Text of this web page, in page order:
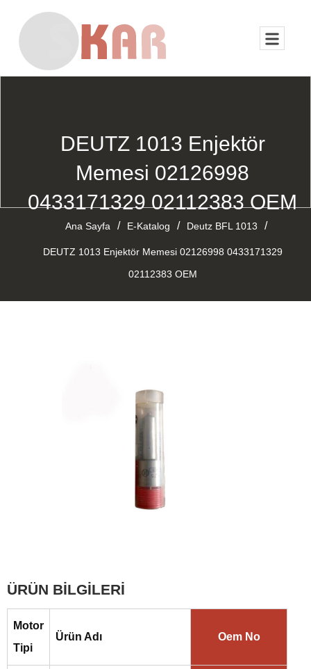
DEUTZ 1013 Enjektör
Memesi 02126998
0433171329 02112383 OEM
Ana Sayfa / E-Katalog / Deutz BFL 1013 /
DEUTZ 1013 Enjektör Memesi 02126998 0433171329
02112383 OEM
ÜRÜN BİLGİLERİ
Motor
Tipi
Ürün Adı Oem No